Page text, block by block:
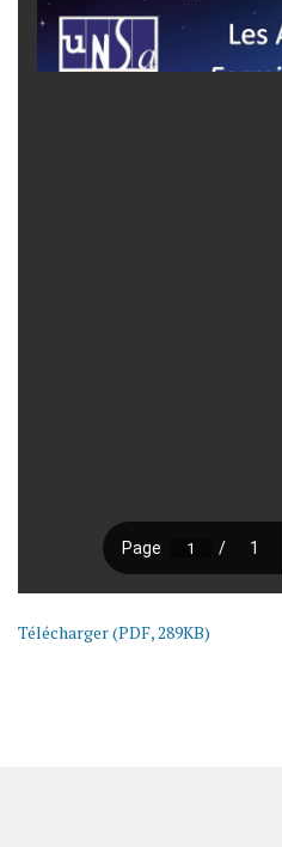
Télécharger (PDF, 289KB)